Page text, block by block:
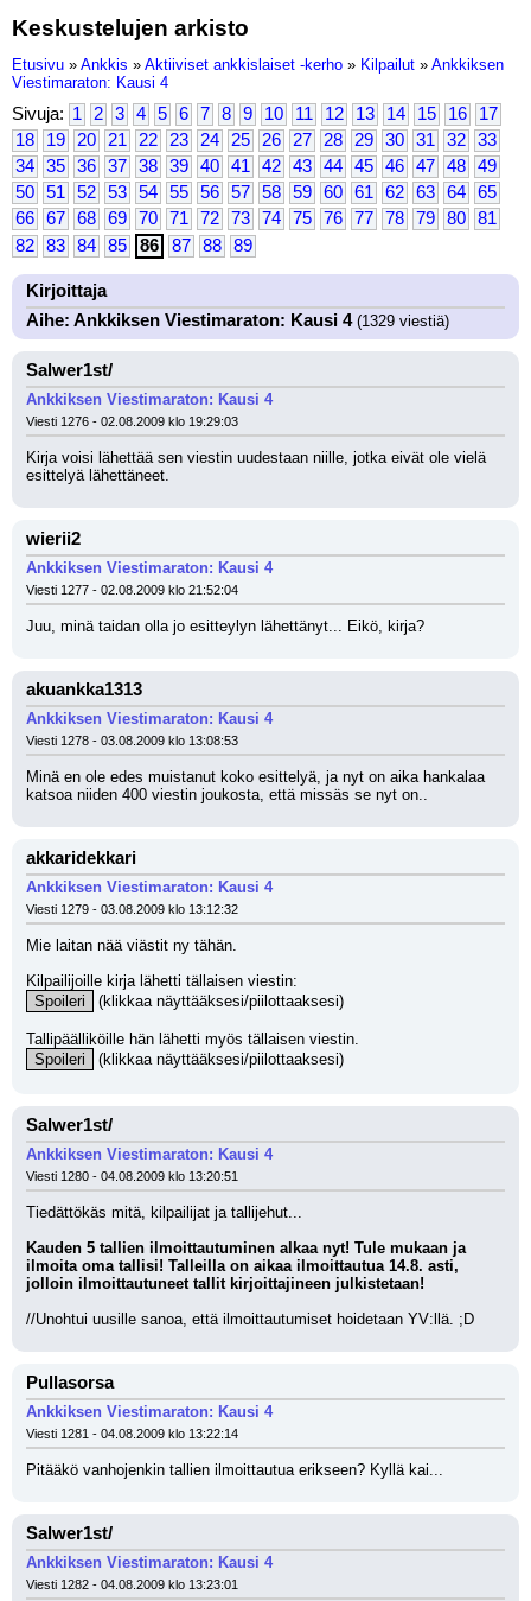
Keskustelujen arkisto
Etusivu » Ankkis » Aktiiviset ankkislaiset -kerho » Kilpailut » Ankkiksen
Viestimaraton: Kausi 4
Sivuja: 1 2 3 4 5 6 7 8 9 10 11 12 13 14 15 16
17
18
19 20 21 22 23 24 25 26 27 28 29 30 31 32
33
34
35 36 37 38 39 40 41 42 43 44 45 46 47 48
49
50
51 52 53 54 55 56 57 58 59 60 61 62 63 64
65
66
67 68 69 70 71 72 73 74 75 76 77 78 79 80
81
82
83 84 85 86 87 88 89
Kirjoittaja
Aihe: Ankkiksen Viestimaraton: Kausi 4(1329 viestiä)
Salwer1st/
Ankkiksen Viestimaraton: Kausi 4
Viesti 1276 - 02.08.2009 klo 19:29:03
Kirja voisi lähettää sen viestin uudestaan niille, jotka eivät ole vielä
esittelyä lähettäneet.
wierii2
Ankkiksen Viestimaraton: Kausi 4
Viesti 1277 - 02.08.2009 klo 21:52:04
Juu, minä taidan olla jo esitteylyn lähettänyt... Eikö, kirja?
akuankka1313
Ankkiksen Viestimaraton: Kausi 4
Viesti 1278 - 03.08.2009 klo 13:08:53
Minä en ole edes muistanut koko esittelyä, ja nyt on aika hankalaa
katsoa niiden 400 viestin joukosta, että missäs se nyt on..
akkaridekkari
Ankkiksen Viestimaraton: Kausi 4
Viesti 1279 - 03.08.2009 klo 13:12:32
Mie laitan nää viästit ny tähän.
Kilpailijoille kirja lähetti tällaisen viestin:
Spoileri
(klikkaa näyttääksesi/piilottaaksesi)
Tallipäälliköille hän lähetti myös tällaisen viestin.
Spoileri
(klikkaa näyttääksesi/piilottaaksesi)
Salwer1st/
Ankkiksen Viestimaraton: Kausi 4
Viesti 1280 - 04.08.2009 klo 13:20:51
Tiedättökäs mitä, kilpailijat ja tallijehut...
Kauden 5 tallien ilmoittautuminen alkaa nyt! Tule mukaan ja
ilmoita oma tallisi! Talleilla on aikaa ilmoittautua 14.8. asti,
jolloin ilmoittautuneet tallit kirjoittajineen julkistetaan!
//Unohtui uusille sanoa, että ilmoittautumiset hoidetaan YV:llä. ;D
Pullasorsa
Ankkiksen Viestimaraton: Kausi 4
Viesti 1281 - 04.08.2009 klo 13:22:14
Pitääkö vanhojenkin tallien ilmoittautua erikseen? Kyllä kai...
Salwer1st/
Ankkiksen Viestimaraton: Kausi 4
Viesti 1282 - 04.08.2009 klo 13:23:01